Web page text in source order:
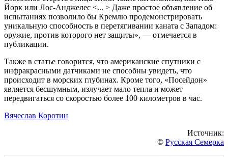
Йорк или Лос-Анджелес <... > Даже простое объявление об
испытаниях позволило бы Кремлю продемонстрировать
уникальную способность в перетягивании каната с Западом:
оружие, против которого нет защиты», — отмечается в
публикации.
Также в статье говорится, что американские спутники с
инфракрасными датчиками не способны увидеть, что
происходит в морских глубинах. Кроме того, «Посейдон»
является бесшумным, излучает мало тепла и может
передвигаться со скоростью более 100 километров в час.
Вячеслав Коротин
Источник:
© Русская Семерка